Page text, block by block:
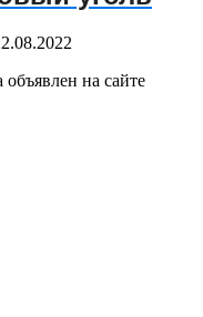
на сайте